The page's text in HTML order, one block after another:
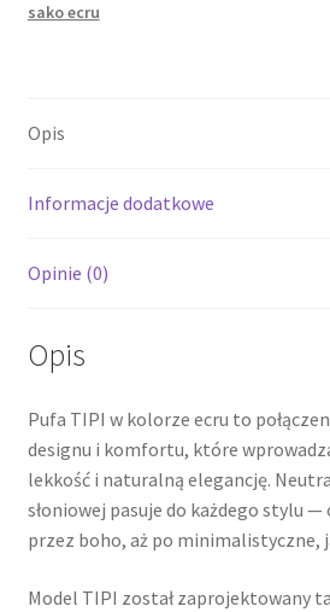
sako ecru
Opis
Informacje dodatkowe
Opinie (0)
Opis
Pufa TIPI w kolorze ecru to
designu i komfortu, które
lekkość i naturalną elegancję.
słoniowej pasuje do każdego stylu —
przez boho, aż po minimalistyczne,
Model TIPI został zaprojektowany